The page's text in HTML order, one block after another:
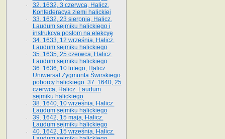
32. 1632, 3 czerwca, Halicz.
Konfederacya ziemi halickiej
33. 1632, 23 sierpnia, Halicz.
Laudum sejmiku halickiego i
instrukcya posłom na elekcyę
34. 1633, 12 września, Halicz.
Laudum sejmiku halickiego
35. 1635, 25 czerwca, Halicz.
Laudum sejmiku halickiego
36. 1636, 10 lutego, Halicz.
Uniwersał Zygmunta Świrskiego
poborcy halickiego. 37. 1640, 25
czerwca, Halicz. Laudum
sejmiku halickiego
38. 1640, 10 września, Halicz.
Laudum sejmiku halickiego
39. 1642, 15 maja, Halicz.
Laudum sejmiku halickiego
40. 1642, 15 września, Halicz.